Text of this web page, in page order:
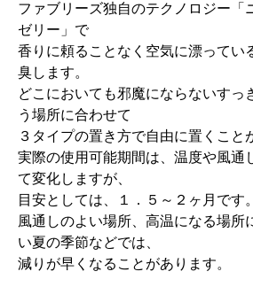
ファブリーズ独自のテクノロジー「
ゼリー」で
香りに頼ることなく空気に漂ってい
臭します。
どこにおいても邪魔にならないすっ
う場所に合わせて
３タイプの置き方で自由に置くこと
実際の使用可能期間は、温度や風通
て変化しますが、
目安としては、１．５～２ヶ月です。
風通しのよい場所、高温になる場所
い夏の季節などでは、
減りが早くなることがあります。